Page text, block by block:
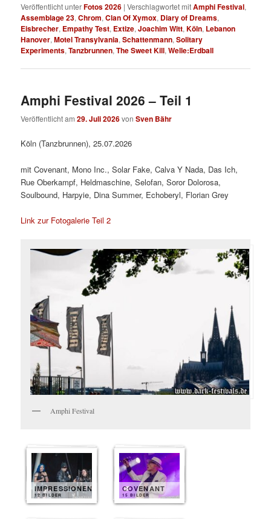
Veröffentlicht unterFotos 2026 |Verschlagwortet mitAmphi Festival,
Assemblage 23,Chrom,Clan Of Xymox, Diary of Dreams,
Eisbrecher, Empathy Test, Extize,Joachim Witt,Köln, Lebanon
Hanover,Motel Transylvania,Schattenmann,Solitary
Experiments,Tanzbrunnen,The Sweet Kill,Welle:Erdball
Amphi Festival 2026 – Teil 1
Veröffentlicht am29. Juli 2026vonSven Bähr
Köln (Tanzbrunnen), 25.07.2026
mit Covenant, Mono Inc., Solar Fake, Calva Y Nada, Das Ich,
Rue Oberkampf, Heldmaschine, Selofan, Soror Dolorosa,
Soulbound, Harpyie, Dina Summer, Echoberyl, Florian Grey
Link zur Fotogalerie Teil 2
Amphi Festival
IMPRESSIONEN
12 BILDER
COVENANT
15 BILDER